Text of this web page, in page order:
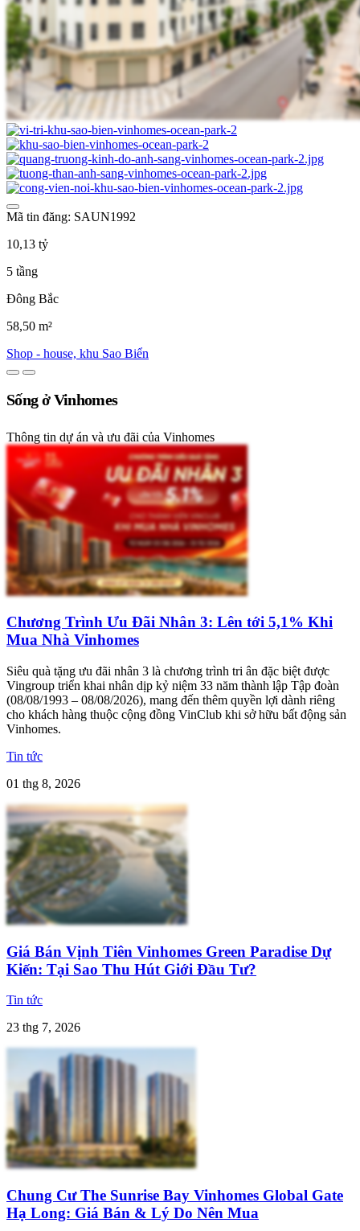
Mã tin đăng: SAUN1992
10,13 tỷ
5 tầng
Đông Bắc
58,50 m²
Shop - house, khu Sao Biển
Sống ở Vinhomes
Thông tin dự án và ưu đãi của Vinhomes
Chương Trình Ưu Đãi Nhân 3: Lên tới 5,1% Khi
Mua Nhà Vinhomes
Siêu quà tặng ưu đãi nhân 3 là chương trình tri ân đặc biệt được
Vingroup triển khai nhân dịp kỷ niệm 33 năm thành lập Tập đoàn
(08/08/1993 – 08/08/2026), mang đến thêm quyền lợi dành riêng
cho khách hàng thuộc cộng đồng VinClub khi sở hữu bất động sản
Vinhomes.
Tin tức
01 thg 8, 2026
Giá Bán Vịnh Tiên Vinhomes Green Paradise Dự
Kiến: Tại Sao Thu Hút Giới Đầu Tư?
Tin tức
23 thg 7, 2026
Chung Cư The Sunrise Bay Vinhomes Global Gate
Hạ Long: Giá Bán & Lý Do Nên Mua